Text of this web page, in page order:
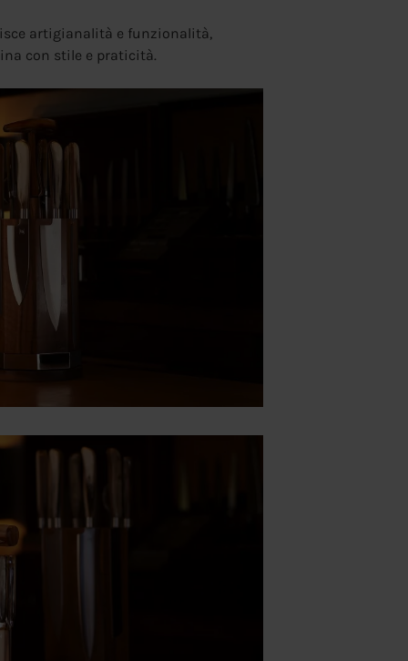
artigianalità e funzionalità,
con stile e praticità.